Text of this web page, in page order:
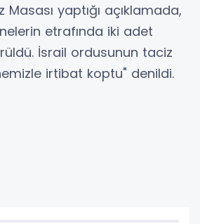
Masası yaptığı açıklamada,
etrafında iki adet
İsrail ordusunun taciz
irtibat koptu" denildi.